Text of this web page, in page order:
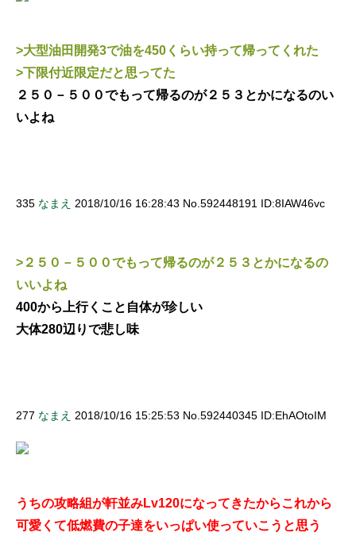
>大型油田開発3で油を450くらい持って帰ってくれた
>下限付近限定だと思ってた
２５０－５００でもって帰るのが２５３とかになるのい
いよね
335 なまえ 2018/10/16 16:28:43 No.592448191 ID:8IAW46vc
>２５０－５００でもって帰るのが２５３とかになるの
いいよね
400から上行くこと自体が珍しい
大体280辺りで悲し味
277 なまえ 2018/10/16 15:25:53 No.592440345 ID:EhAOtoIM
うちの攻略組が軒並みLv120になってきたからこれから
可愛くて低燃費の子達をいっぱい使っていこうと思う